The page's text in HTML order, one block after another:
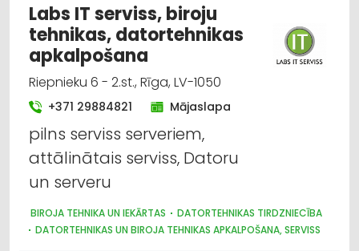
Labs IT serviss, biroju
tehnikas, datortehnikas
apkalpošana
Riepnieku 6 - 2.st., Rīga, LV-1050
+371 29884821 Mājaslapa
pilns serviss serveriem,
attālinātais serviss, Datoru
un serveru
BIROJA TEHNIKA UN IEKĀRTAS
DATORTEHNIKAS TIRDZNIECĪBA
DATORTEHNIKAS UN BIROJA TEHNIKAS APKALPOŠANA, SERVISS